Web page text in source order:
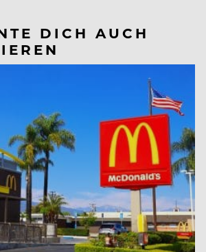
DICH AUCH